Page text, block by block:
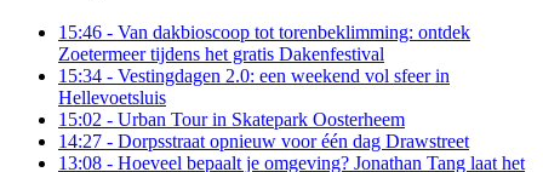
15:46 - Van dakbioscoop tot torenbeklimming: ontdek
Zoetermeer tijdens het gratis Dakenfestival
15:34 - Vestingdagen 2.0: een weekend vol sfeer in
Hellevoetsluis
15:02 - Urban Tour in Skatepark Oosterheem
14:27 - Dorpsstraat opnieuw voor één dag Drawstreet
13:08 - Hoeveel bepaalt je omgeving? Jonathan Tang laat het